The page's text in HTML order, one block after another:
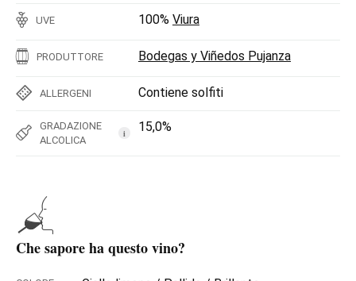
UVE 100% Viura
PRODUTTORE Bodegas y Viñedos Pujanza
ALLERGENI Contiene solfiti
GRADAZIONE
ALCOLICA
i 15,0%
Che sapore ha questo vino?